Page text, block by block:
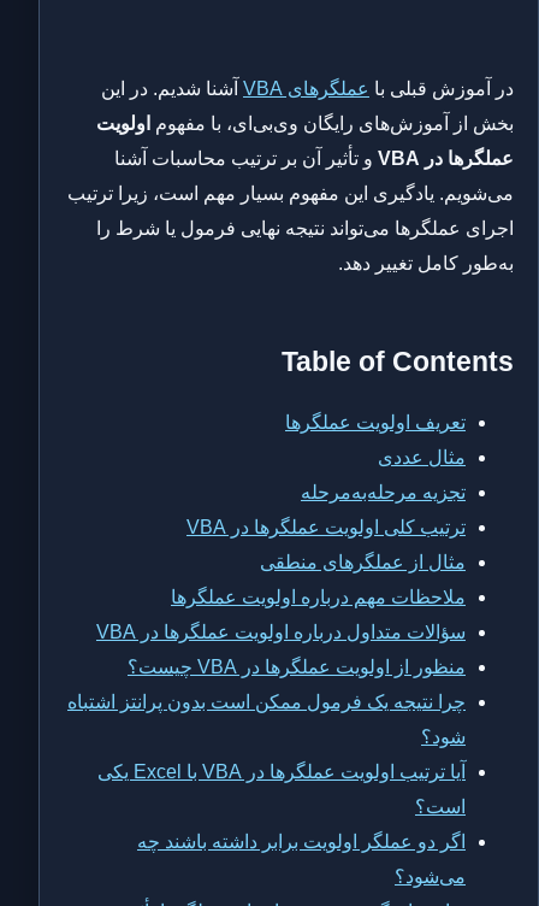
در آموزش قبلی با عملگرهای VBA
آشنا شدیم. در این
بخش از آموزش‌های رایگان وی‌بی‌ای، با مفهوم اولویت
عملگرها در VBA
و تأثیر آن بر ترتیب محاسبات آشنا
می‌شویم. یادگیری این مفهوم بسیار مهم است، زیرا ترتیب
اجرای عملگرها می‌تواند نتیجه نهایی فرمول یا شرط را
به‌طور کامل تغییر دهد.
Table of Contents
تعریف اولویت عملگرها
مثال عددی
تجزیه مرحله‌به‌مرحله
ترتیب کلی اولویت عملگرها در VBA
مثال از عملگرهای منطقی
ملاحظات مهم درباره اولویت عملگرها
سؤالات متداول درباره اولویت عملگرها در VBA
منظور از اولویت عملگرها در VBA چیست؟
چرا نتیجه یک فرمول ممکن است بدون پرانتز اشتباه
شود؟
آیا ترتیب اولویت عملگرها در VBA با Excel یکی
است؟
اگر دو عملگر اولویت برابر داشته باشند چه
می‌شود؟